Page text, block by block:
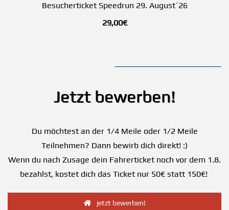
Besucherticket Speedrun 29. August´26
29,00€
Jetzt bewerben!
Du möchtest an der 1/4 Meile oder 1/2 Meile
Teilnehmen? Dann bewirb dich direkt! :)
Wenn du nach Zusage dein Fahrerticket noch vor dem 1.8.
bezahlst, kostet dich das Ticket nur 50€ statt 150€!
jetzt bewerben!